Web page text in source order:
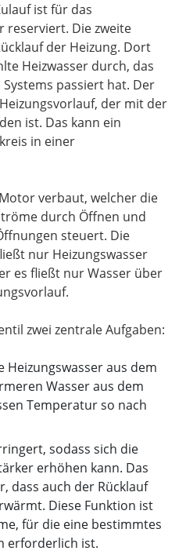
ist für das
reserviert. Die zweite
der Heizung. Dort
Heizwasser durch, das
passiert hat. Der
der mit der
ist. Das kann ein
in einer
verbaut, welcher die
durch Öffnen und
steuert. Die
nur Heizungswasser
es fließt nur Wasser über
zwei zentrale Aufgaben:
Heizungswasser aus dem
Wasser aus dem
Temperatur so nach
sodass sich die
erhöhen kann. Das
dass auch der Rücklauf
Diese Funktion ist
für die eine bestimmtes
erforderlich ist.